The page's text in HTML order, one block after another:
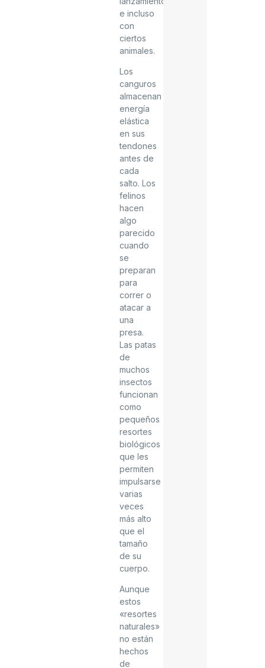
e incluso
con
ciertos
animales.
Los
canguros
almacenan
energía
elástica
en sus
tendones
antes de
cada
salto. Los
felinos
hacen
algo
parecido
cuando
se
preparan
para
correr o
atacar a
una
presa.
Las patas
de
muchos
insectos
funcionan
como
pequeños
resortes
biológicos
que les
permiten
impulsarse
varias
veces
más alto
que el
tamaño
de su
cuerpo.
Aunque
estos
«resortes
naturales»
no están
hechos
de